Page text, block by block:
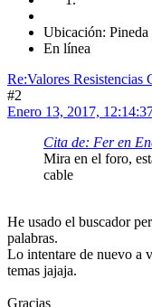
Ubicación: Pineda
En línea
Re:Valores Resistencias
#2
Enero 13, 2017,
Cita de: Fer en
Mira en el foro,
cable
He usado el buscador
palabras.
Lo intentare de nuevo a
temas jajaja.
Gracias